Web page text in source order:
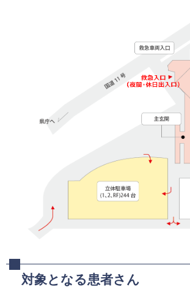
対象となる患者さん